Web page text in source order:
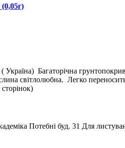
Багаторічна
світлолюбна. Легко
Потебні буд. 31 Для